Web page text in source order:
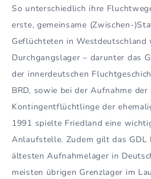
So unterschiedlich ihre
erste, gemeinsame (Zwischen-
Geflüchteten in Westdeutschland
Durchgangslager – darunter das
der innerdeutschen
BRD, sowie bei der Aufnahme
Kontingentflüchtlinge der
1991 spielte Friedland eine
Anlaufstelle. Zudem gilt das GDL
ältesten Aufnahmelager in
meisten übrigen Grenzlager im